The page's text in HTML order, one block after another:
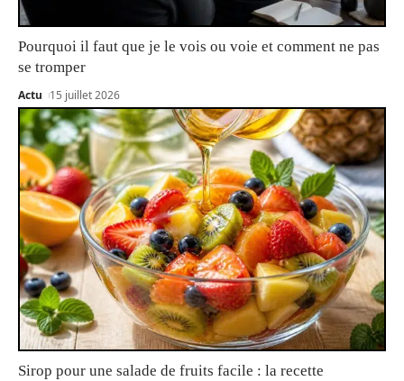
Pourquoi il faut que je le vois ou voie et comment ne pas
se tromper
Actu 15 juillet 2026
Sirop pour une salade de fruits facile : la recette